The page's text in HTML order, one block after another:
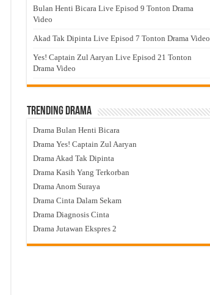
Bulan Henti Bicara Live Episod 9 Tonton Drama
Video
Akad Tak Dipinta Live Episod 7 Tonton Drama Video
Yes! Captain Zul Aaryan Live Episod 21 Tonton
Drama Video
Trending Drama
Drama Bulan Henti Bicara
Drama Yes! Captain Zul Aaryan
Drama Akad Tak Dipinta
Drama Kasih Yang Terkorban
Drama Anom Suraya
Drama Cinta Dalam Sekam
Drama Diagnosis Cinta
Drama Jutawan Ekspres 2